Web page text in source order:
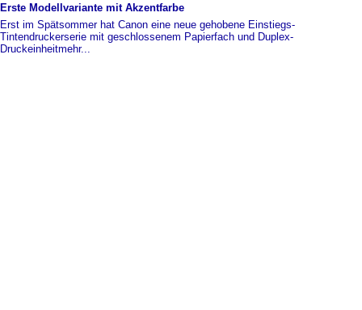
Erste Modellvariante mit Akzentfarbe
Erst im Spätsommer hat Canon eine neue gehobene Einstiegs-
Tintendruckerserie mit geschlossenem Papierfach und Duplex-
Druckeinheitmehr...